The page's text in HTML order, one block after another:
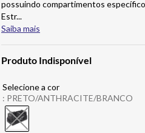
possuindo compartimentos
Estr...
Saiba mais
Produto Indisponível
: PRETO/ANTHRACITE/BRANCO